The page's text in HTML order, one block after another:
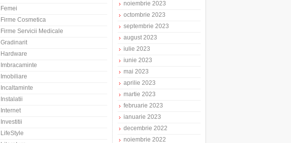
Femei
Firme Cosmetica
Firme Servicii Medicale
Gradinarit
Hardware
Imbracaminte
Imobiliare
Incaltaminte
Instalatii
Internet
Investitii
LifeStyle
noiembrie 2023
octombrie 2023
septembrie 2023
august 2023
iulie 2023
iunie 2023
mai 2023
aprilie 2023
martie 2023
februarie 2023
ianuarie 2023
decembrie 2022
noiembrie 2022